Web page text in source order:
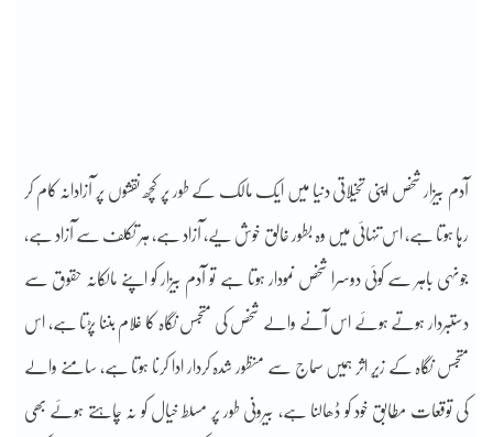
آدم بیزار شخص اپنی تخیلاتی دنیا میں ایک مالک کے طور پر کچھ نقشوں پر آزادانہ کام کر
رہا ہوتا ہے، اس تنہائی میں وہ بطور خالق خوش یے، آزاد ہے، ہر تکلف سے آزاد ہے،
جونہی باہر سے کوئی دوسرا شخص نمودار ہوتا ہے تو آدم بیزار کو اپنے مالکانہ حقوق سے
دستبردار ہوتے ہوئے اس آنے والے شخص کی متجسس نگاہ کا غلام بننا پڑتا ہے، اس
متجسس نگاہ کے زیرِ اثر ہمیں سماج سے منظور شدہ کردار ادا کرنا ہوتا ہے، سامنے والے
کی توقعات مطابق خود کو ڈھالنا ہے، بیرونی طور پر مسلط خیال کو نہ چاہتے ہوئے بھی